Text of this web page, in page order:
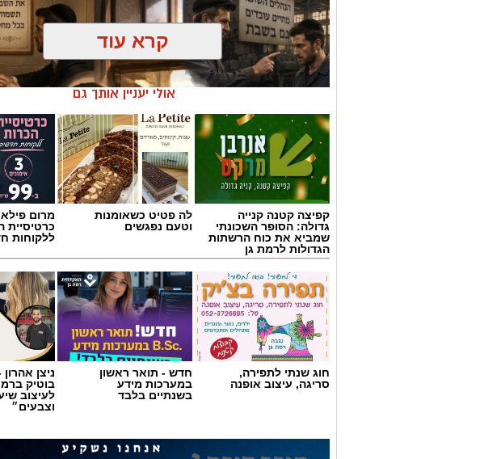
אילוסטרציה AI
הברכה מתחילה הרבה לפני הנס
כולנו ממתינים לנס הגדול.
לישועה.
לרפואה.
לשלום בית.
לזיווג.
קרא עוד
אולי יעניין אותך גם
קפיצה קטנה קנייה
גדולה: הסופר השכונתי
שמביא את כוח הרשתות
הגדולות לרמת גן
לה פטיט כשאומנות
וטעם נפגשים
מרום
כרטיסיית
ללקוחות
חוג שנתי לתפירה,
סריגה, עיצוב אופנה
חדש - תואר ראשון
במערכות מידע
בשנתיים בלבד
ניצן
בוטיק
לעיצוב
וצבעים״